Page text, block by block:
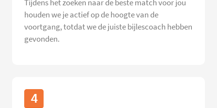
Tijdens het zoeken naar de beste match voor jou
houden we je actief op de hoogte van de
voortgang, totdat we de juiste bijlescoach hebben
gevonden.
4